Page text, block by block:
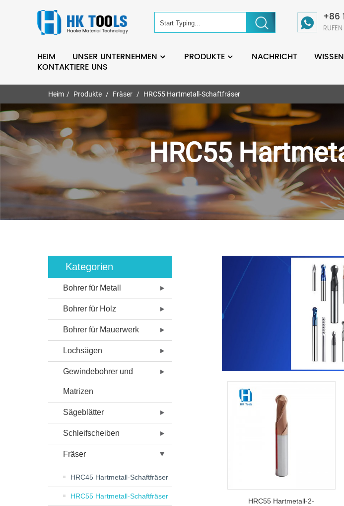
+86
HEIM UNSER UNTERNEHMEN PRODUKTE NACHRICHT WISSEN
KONTAKTIERE UNS
Heim Produkte Fräser HRC55 Hartmetall-Schaftfräser
HRC55
Kategorien
Bohrer für Metall
Bohrer für Holz
Bohrer für Mauerwerk
Lochsägen
Gewindebohrer und
Matrizen
Sägeblätter
Schleifscheiben
Fräser
HRC45 Hartmetall-Schaftfräser
HRC55 Hartmetall-Schaftfräser
HRC55 Hartmetall-2-